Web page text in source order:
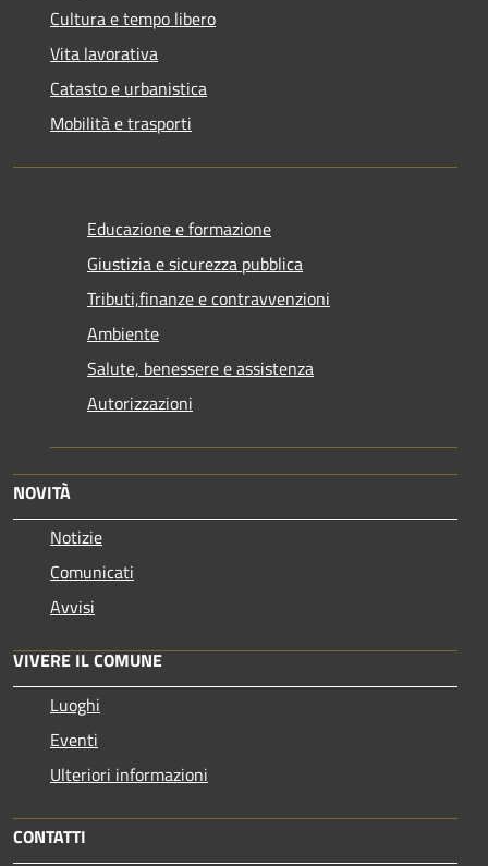
Cultura e tempo libero
Vita lavorativa
Catasto e urbanistica
Mobilità e trasporti
Educazione e formazione
Giustizia e sicurezza pubblica
Tributi,finanze e contravvenzioni
Ambiente
Salute, benessere e assistenza
Autorizzazioni
NOVITÀ
Notizie
Comunicati
Avvisi
VIVERE IL COMUNE
Luoghi
Eventi
Ulteriori informazioni
CONTATTI